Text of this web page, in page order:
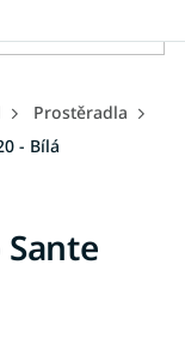
Prostěradla
- Bílá